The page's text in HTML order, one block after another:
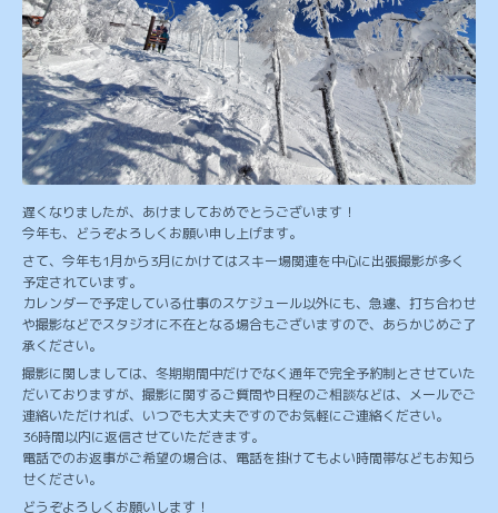
遅くなりましたが、あけましておめでとうございます！
今年も、どうぞよろしくお願い申し上げます。
さて、今年も1月から3月にかけてはスキー場関連を中心に出張撮影が多く
予定されています。
カレンダーで予定している仕事のスケジュール以外にも、急遽、打ち合わせ
や撮影などでスタジオに不在となる場合もございますので、あらかじめご了
承ください。
撮影に関しましては、冬期期間中だけでなく通年で完全予約制とさせていた
だいておりますが、撮影に関するご質問や日程のご相談などは、メールでご
連絡いただければ、いつでも大丈夫ですのでお気軽にご連絡ください。
36時間以内に返信させていただきます。
電話でのお返事がご希望の場合は、電話を掛けてもよい時間帯などもお知ら
せください。
どうぞよろしくお願いします！